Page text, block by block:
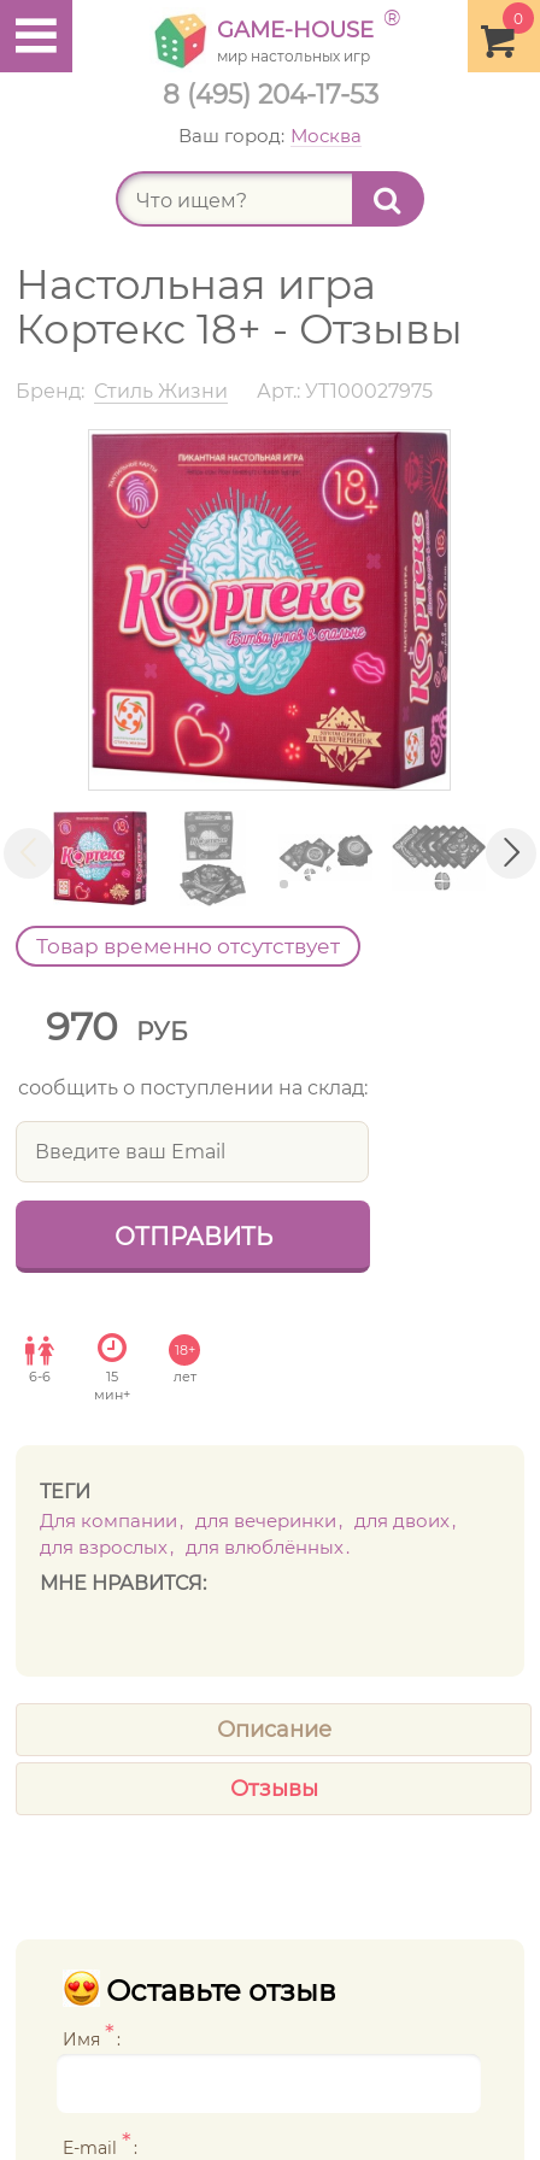
8 (495) 204-17-53
0
GAME-HOUSE ®
мир настольных игр
Ваш город: Москва
Настольная игра
Кортекс 18+ - Отзывы
Бренд: Стиль Жизни Арт.: УТ100027975
Товар временно отсутствует
970 РУБ
сообщить о поступлении на склад:
6-6
15
мин+
18+
лет
ТЕГИ
Для компании
для вечеринки
для двоих
для взрослых
для влюблённых
МНЕ НРАВИТСЯ:
Описание
Отзывы
Оставьте отзыв
Имя * :
E-mail * :